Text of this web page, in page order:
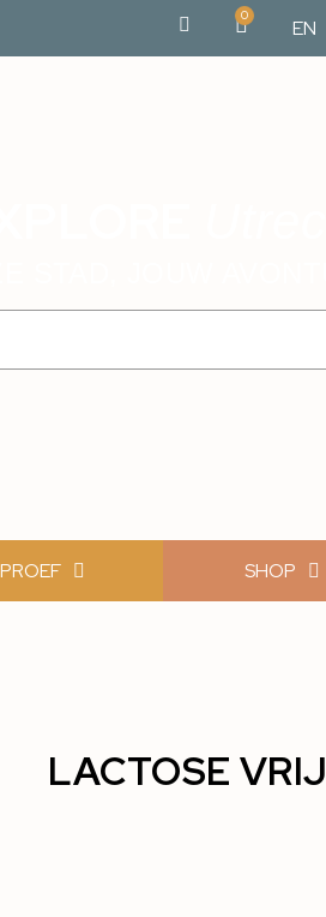
0
EN
PROEF SHOP
LACTOSE VRIJ